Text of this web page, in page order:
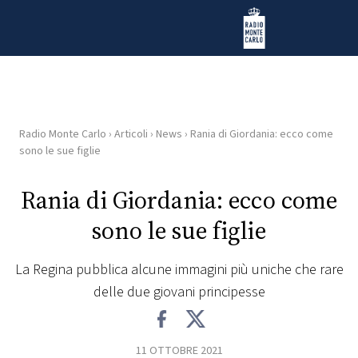
Radio Monte Carlo
HOME
RADIO
Radio Monte Carlo › Articoli › News › Rania di Giordania: ecco come
sono le sue figlie
Rania di Giordania: ecco come
sono le sue figlie
La Regina pubblica alcune immagini più uniche che rare
delle due giovani principesse
11 OTTOBRE 2021